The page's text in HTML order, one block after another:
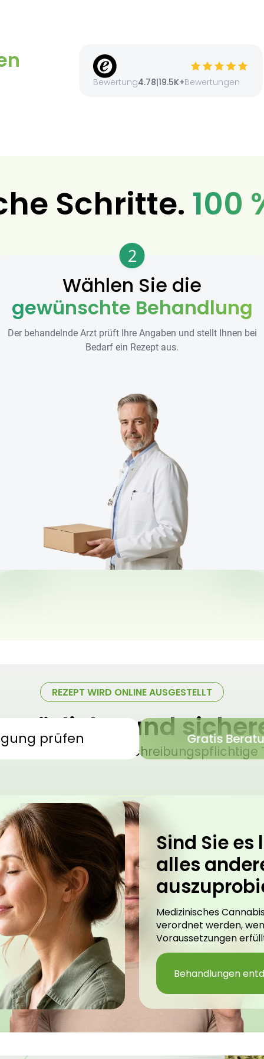
Bewertung4.78|19.5K+Bewertungen
Schritte. 100
2
Wählen Sie die
gewünschte Behandlung
Der behandelnde Arzt prüft Ihre Angaben und stellt Ihnen bei
Bedarf ein Rezept aus.
REZEPT WIRD ONLINE AUSGESTELLT
und
Cannabis – verschreibungspflichtige
prüfen Gratis
Sind Sie es
alles
Medizinisches
verordnet werden,
Voraussetzungen
Behandlungen